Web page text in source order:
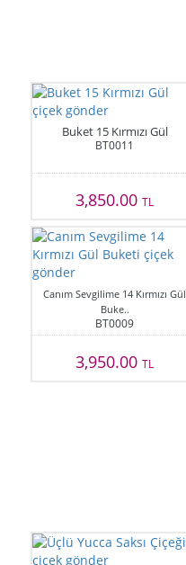
Buket 15 Kırmızı Gül
BT0011
3,850.00TL
Canım Sevgilime 14 Kırmızı Gül
Buke..
BT0009
3,950.00TL